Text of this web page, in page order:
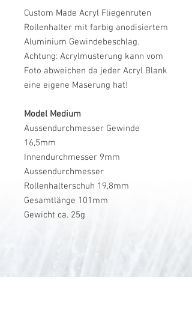
Custom Made Acryl Fliegenruten
Rollenhalter mit farbig anodisiertem
Aluminium Gewindebeschlag.
Achtung: Acrylmusterung kann vom
Foto abweichen da jeder Acryl Blank
eine eigene Maserung hat!
Model Medium
Aussendurchmesser Gewinde
16,5mm
Innendurchmesser 9mm
Aussendurchmesser
Rollenhalterschuh 19,8mm
Gesamtlänge 101mm
Gewicht ca. 25g